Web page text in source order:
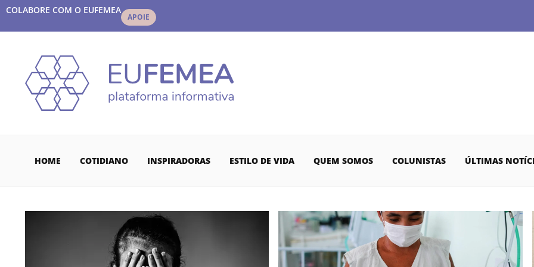
COLABORE COM O EUFEMEA
APOIE
HOME COTIDIANO INSPIRADORAS ESTILO DE VIDA QUEM SOMOS COLUNISTAS ÚLTIMAS